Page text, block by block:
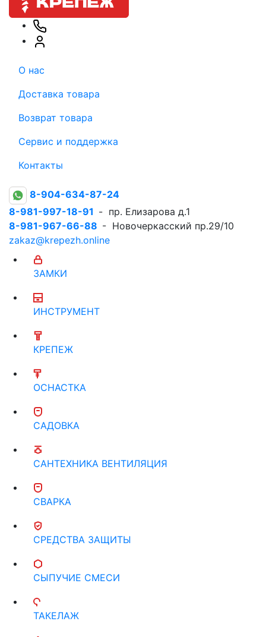
О нас
Доставка товара
Возврат товара
Сервис и поддержка
Контакты
8-904-634-87-24
8-981-997-18-91 - пр. Елизарова д.1
8-981-967-66-88 - Новочеркасский пр.29/10
zakaz@krepezh.online
ЗАМКИ
ИНСТРУМЕНТ
КРЕПЕЖ
ОСНАСТКА
САДОВКА
САНТЕХНИКА ВЕНТИЛЯЦИЯ
СВАРКА
СРЕДСТВА ЗАЩИТЫ
СЫПУЧИЕ СМЕСИ
ТАКЕЛАЖ